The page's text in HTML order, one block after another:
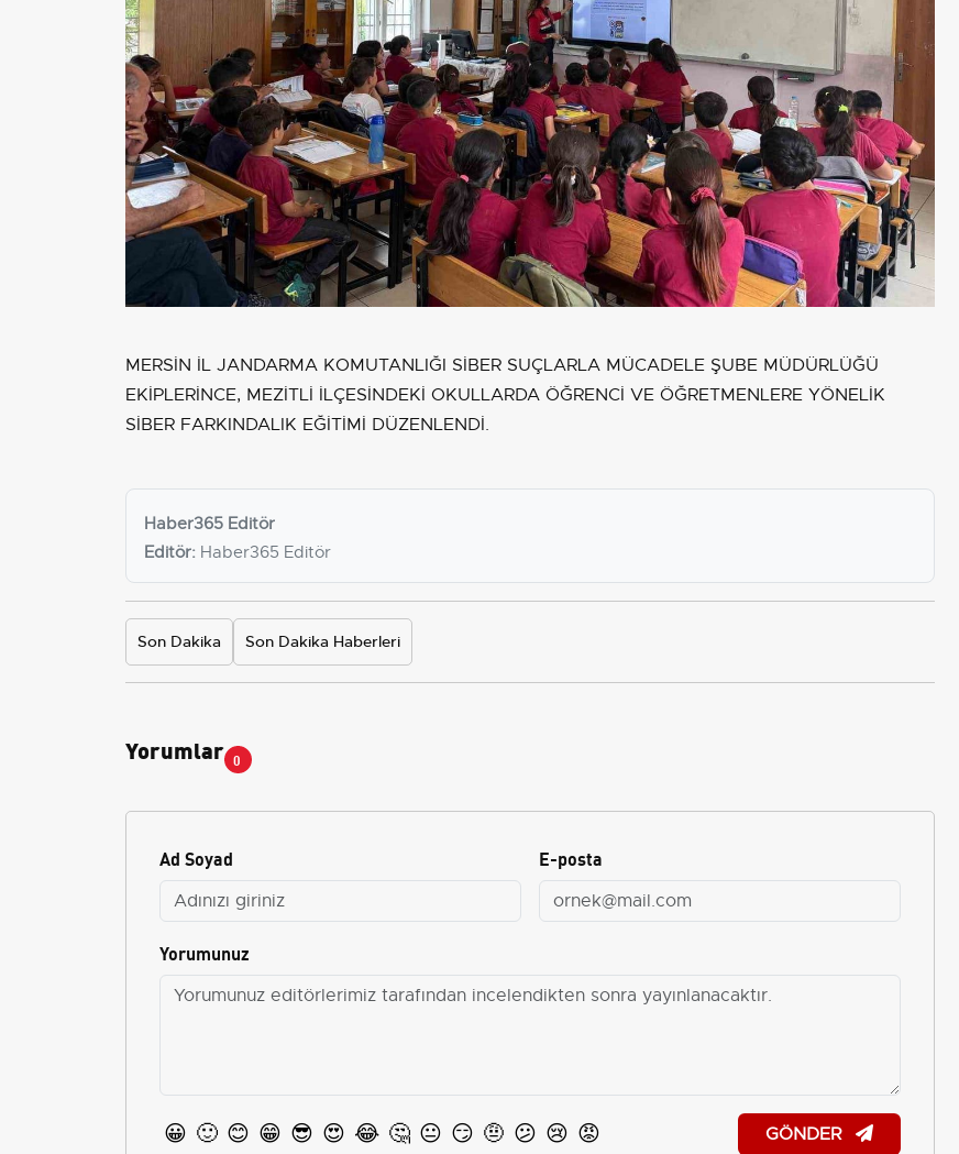
MERSİN İL JANDARMA KOMUTANLIĞI SİBER SUÇLARLA MÜCADELE ŞUBE MÜDÜRLÜĞÜ
EKİPLERİNCE, MEZİTLİ İLÇESİNDEKİ OKULLARDA ÖĞRENCİ VE ÖĞRETMENLERE YÖNELİK
SİBER FARKINDALIK EĞİTİMİ DÜZENLENDİ.
Haber365 Editör
Editör: Haber365 Editör
Son Dakika Son Dakika Haberleri
Yorumlar 0
Ad Soyad E-posta
Yorumunuz
😀 🙂 😊 😁 😎 😍 😂 🤔 😐 😏 🤨 😕 😢 😡 GÖNDER